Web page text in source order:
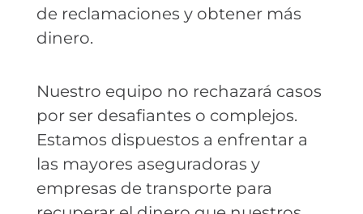
de reclamaciones y obtener más
dinero.
Nuestro equipo no rechazará casos
por ser desafiantes o complejos.
Estamos dispuestos a enfrentar a
las mayores aseguradoras y
empresas de transporte para